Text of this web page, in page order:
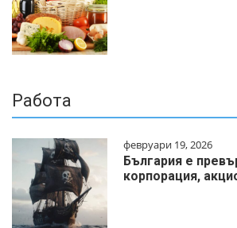
Работа
февруари 19, 2026
България е
корпорация,